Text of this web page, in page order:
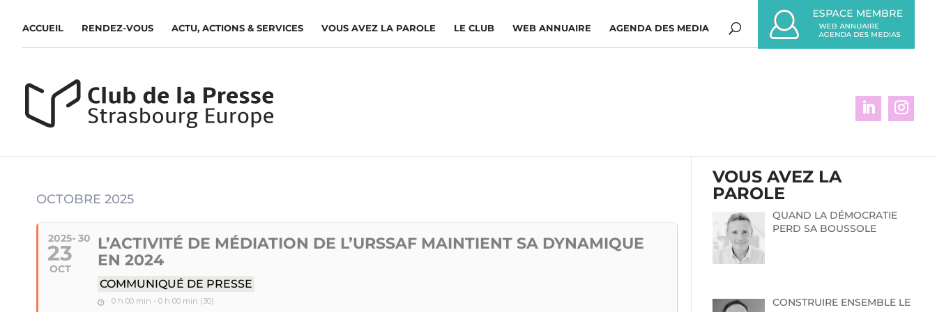
ACCUEIL RENDEZ-VOUS ACTU, ACTIONS & SERVICES VOUS AVEZ LA PAROLE LE CLUB WEB ANNUAIRE AGENDA DES MEDIA
OCTOBRE 2025
2025
23
OCT
30
L’ACTIVITÉ DE MÉDIATION DE L’URSSAF MAINTIENT SA DYNAMIQUE
EN 2024
COMMUNIQUÉ DE PRESSE
0 h 00 min - 0 h 00 min (30)
VOUS AVEZ LA
PAROLE
QUAND LA DÉMOCRATIE
PERD SA BOUSSOLE
CONSTRUIRE ENSEMBLE LE